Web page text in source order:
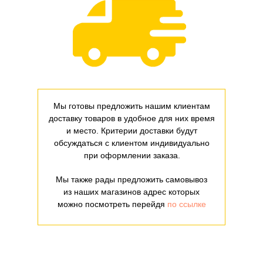
Мы готовы предложить нашим клиентам
доставку товаров в удобное для них время
и место. Критерии доставки будут
обсуждаться с клиентом индивидуально
при оформлении заказа.
Мы также рады предложить самовывоз
из наших магазинов адрес которых
можно посмотреть перейдя по ссылке